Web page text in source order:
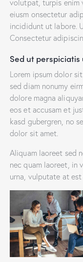
volutpat, turpis enim
eiusm onsectetur
incididunt ut labore.
Consectetur
Sed ut
Lorem ipsum dolor
sed diam nonumy
dolore magna
eos et accusam et
kasd gubergren, no
dolor sit amet.
Aliquam laoreet sed
nec quam laoreet, in
urna, vulputate at